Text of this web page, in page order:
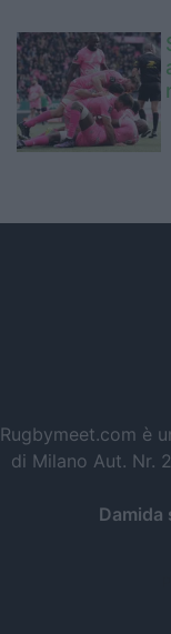
Rugbymeet.com è
di Milano Aut. Nr.
Damida